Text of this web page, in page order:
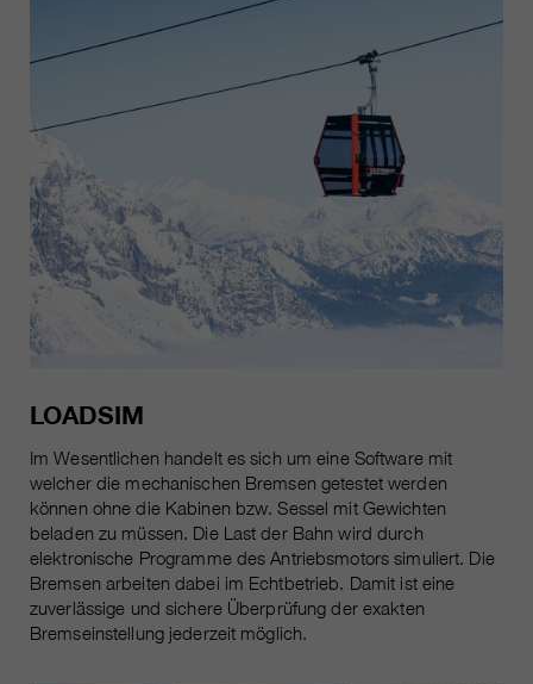
LOADSIM
Im Wesentlichen handelt es sich um eine Software mit
welcher die mechanischen Bremsen getestet werden
können ohne die Kabinen bzw. Sessel mit Gewichten
beladen zu müssen. Die Last der Bahn wird durch
elektronische Programme des Antriebsmotors simuliert. Die
Bremsen arbeiten dabei im Echtbetrieb. Damit ist eine
zuverlässige und sichere Überprüfung der exakten
Bremseinstellung jederzeit möglich.